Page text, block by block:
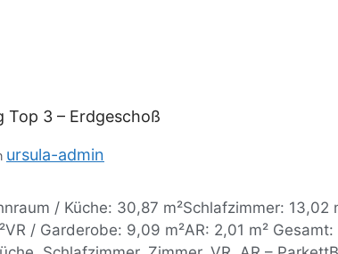
Top 3 – Erdgeschoß
ursula-admin
/ Küche: 30,87 m²Schlafzimmer: 13,02
/ Garderobe: 9,09 m²AR: 2,01 m²